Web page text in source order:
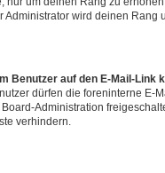
Administrator wird deinen Rang
Benutzer auf den E-Mail-
dürfen die foreninterne E-
Administration
verhindern.